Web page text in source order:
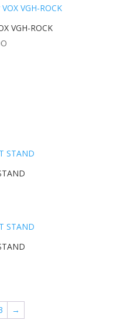
VGH-ROCK
→